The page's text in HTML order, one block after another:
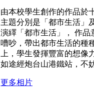
由本校學生創作的作品於
主題分別是「都市生活」
演繹「都市生活」， 作品
嘈吵，帶出都市生活的種
上，學生發揮豐富的想
如途經炮台山港鐵站，不
更多相片